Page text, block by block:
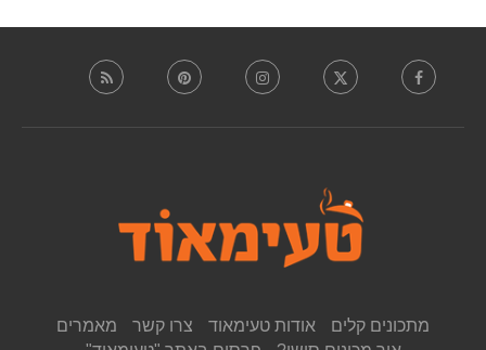
מתכונים קלים אודות טעימאוד צרו קשר
מאמרים